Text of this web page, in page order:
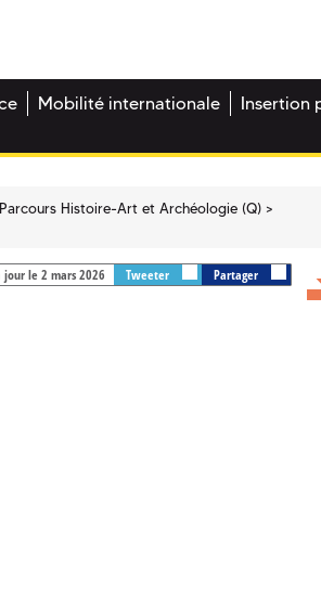
Mobilité internationale
Insertion
Parcours Histoire-Art et Archéologie (Q)
le 2 mars 2026 Tweeter Partager